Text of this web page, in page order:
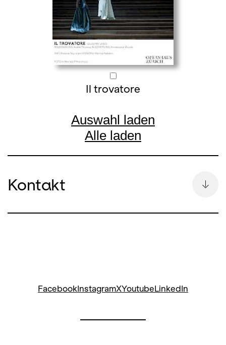
Il trovatore
Auswahl laden
Alle laden
Kontakt
Social Media Oper:
FacebookInstagramXYoutubeLinkedIn